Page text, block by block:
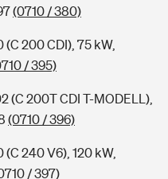
(0710 / 380)
200 CDI), 75 kW,
/ 395)
(C 200T CDI T-MODELL),
(0710 / 396)
240 V6), 120 kW,
/ 397)